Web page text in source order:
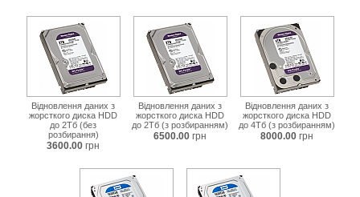
Відновлення даних з
жорсткого диска HDD
до 2Тб (без
розбирання)
3600.00 грн
Відновлення даних з
жорсткого диска HDD
до 2Тб (з розбиранням)
6500.00 грн
Відновлення даних з
жорсткого диска HDD
до 4Тб (з розбиранням)
8000.00 грн